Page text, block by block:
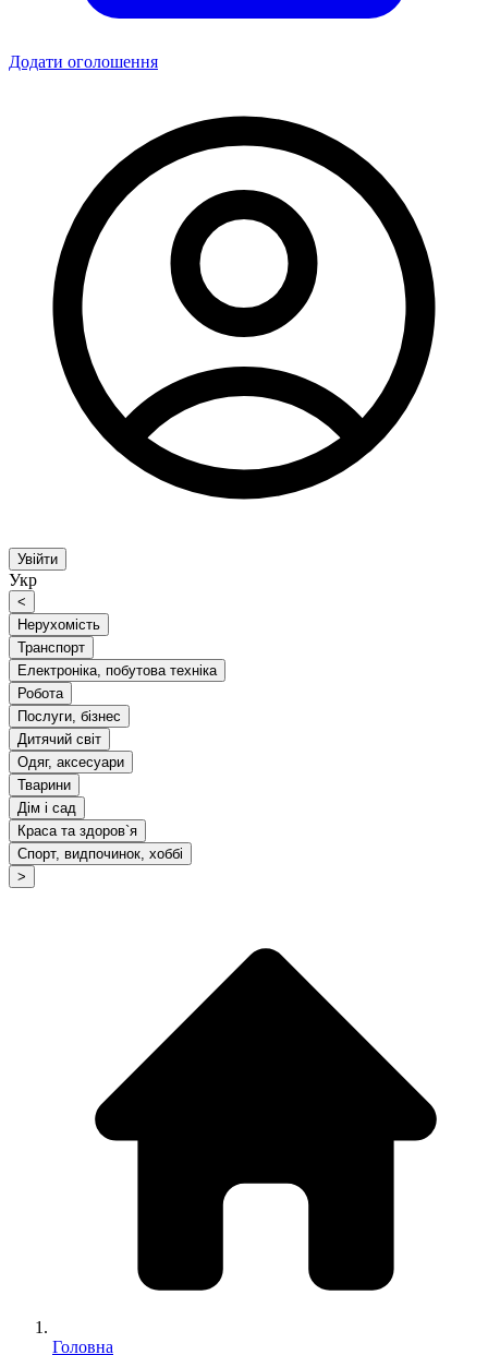
Додати оголошення
Увійти
Укр
<
Нерухомість
Транспорт
Електроніка, побутова техніка
Робота
Послуги, бізнес
Дитячий світ
Одяг, аксесуари
Тварини
Дім і сад
Краса та здоров`я
Спорт, видпочинок, хоббі
>
Головна